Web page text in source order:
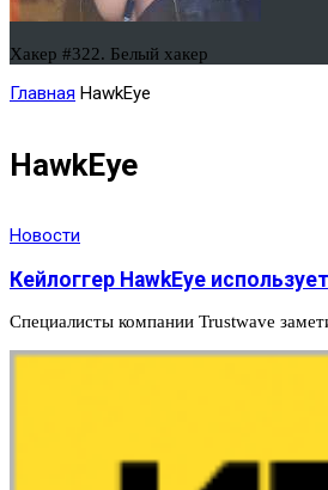
Хакер #322. Белый хакер
Главная HawkEye
HawkEye
Новости
Кейлоггер HawkEye
Специалисты компании Trustwave